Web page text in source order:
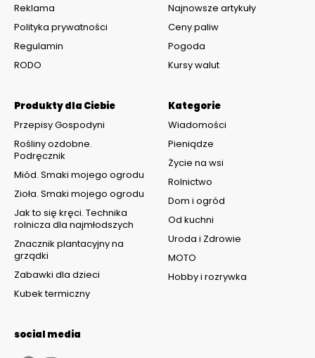
Reklama
Polityka prywatności
Regulamin
RODO
Kategorie
Wiadomości
Pieniądze
Życie na wsi
Rolnictwo
Dom i ogród
Od kuchni
Uroda i Zdrowie
MOTO
Hobby i rozrywka
Produkty dla Ciebie
Przepisy Gospodyni
Rośliny ozdobne.
Podręcznik
Miód. Smaki mojego ogrodu
Zioła. Smaki mojego ogrodu
Jak to się kręci. Technika
rolnicza dla najmłodszych
Znacznik plantacyjny na
grządki
Zabawki dla dzieci
Kubek termiczny
Najnowsze artykuły
Ceny paliw
Pogoda
Kursy walut
social media